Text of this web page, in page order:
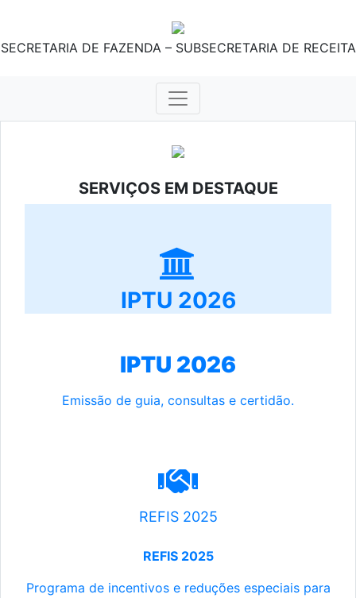
SECRETARIA DE FAZENDA – SUBSECRETARIA DE RECEITA
SERVIÇOS EM DESTAQUE
IPTU 2026
IPTU 2026
Emissão de guia, consultas e certidão.
REFIS 2025
REFIS 2025
Programa de incentivos e reduções especiais para